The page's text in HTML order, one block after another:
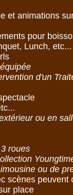
et animations
pour
Lunch, etc...
Bikers Grill, Bikers Girls
d'un
ou en
roues
ou de
scènes
place